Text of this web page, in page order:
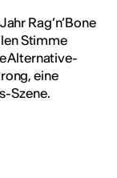
Rag’n’Bone
Stimme
Alternative-
eine
Szene.